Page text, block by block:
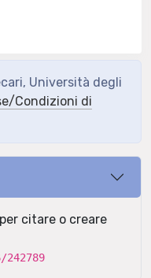
Università degli
Condizioni di
citare o creare